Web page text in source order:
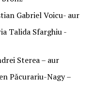
Gabriel Voicu- aur
Talida Sfarghiu -
Sterea – aur
Păcurariu-Nagy –